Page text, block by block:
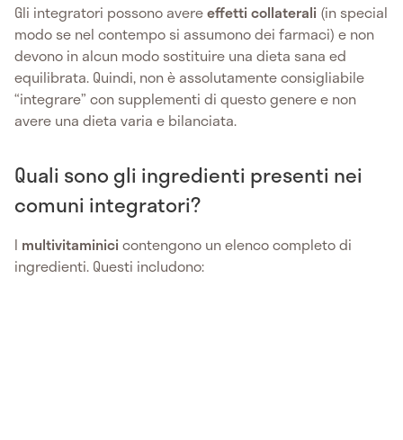
Gli integratori possono avereeffetti collaterali (in special
modo se nel contempo si assumono dei farmaci) e non
devono in alcun modo sostituire una dieta sana ed
equilibrata. Quindi, non è assolutamente consigliabile
“integrare” con supplementi di questo genere e non
avere una dieta varia e bilanciata.
Quali sono gli ingredienti presenti nei
comuni integratori?
I multivitaminicicontengono un elenco completo di
ingredienti. Questi includono: